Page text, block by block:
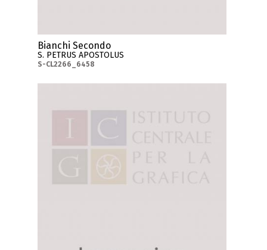
Bianchi Secondo
S. PETRUS APOSTOLUS
S-CL2266_6458